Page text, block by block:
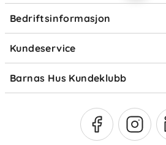
Bedriftsinformasjon
Størrelsesguider
Kundeservice
Ofte stilte spørsmål
Om Klarna
Barnas Hus Kundeklubb
Medlemsvilkår